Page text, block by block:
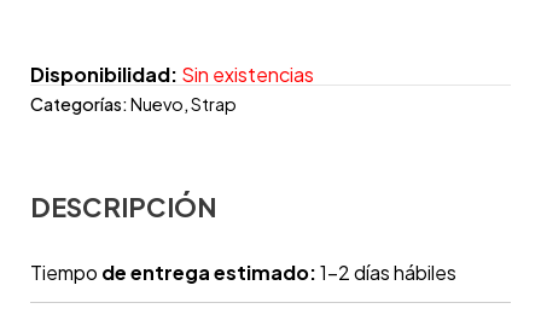
Disponibilidad: Sin existencias
Categorías:Nuevo,Strap
DESCRIPCIÓN
Tiempo de entrega estimado:1-2 días hábiles